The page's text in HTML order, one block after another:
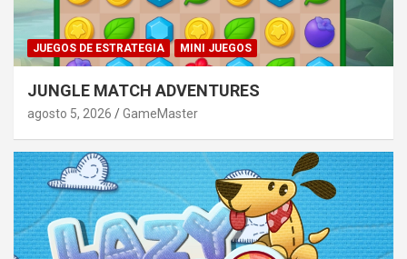
JUEGOS DE ESTRATEGIA MINI JUEGOS
JUNGLE MATCH ADVENTURES
agosto 5, 2026 GameMaster